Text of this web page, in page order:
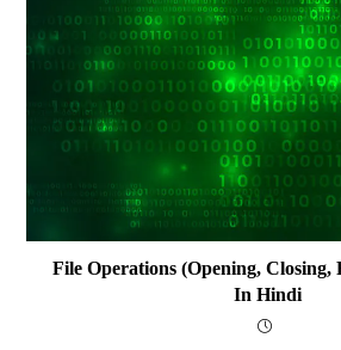
File Operations (opening, Closing,
In Hindi